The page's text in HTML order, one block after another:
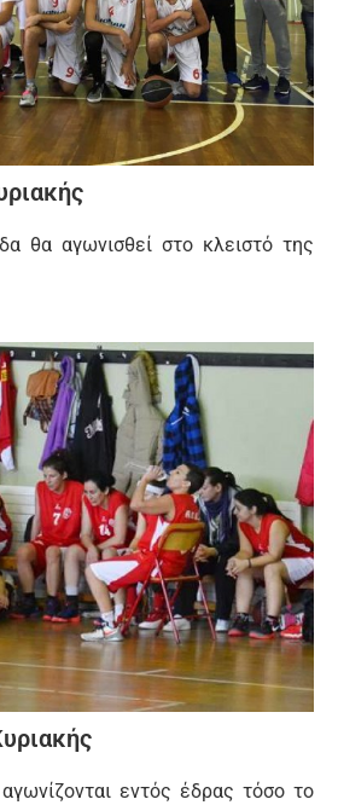
θα αγωνισθεί στο κλειστό της
εντός έδρας τόσο το